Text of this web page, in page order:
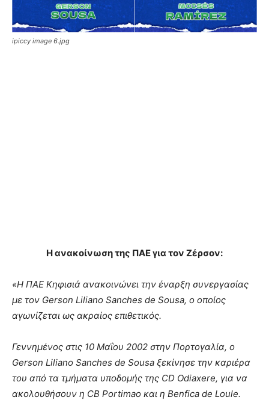
ipiccy image 6.jpg
Η ανακοίνωση της ΠΑΕ για τον Ζέρσον:
«Η ΠΑΕ Κηφισιά ανακοινώνει την έναρξη συνεργασίας
με τον Gerson Liliano Sanches de Sousa, ο οποίος
αγωνίζεται ως ακραίος επιθετικός.
Γεννημένος στις 10 Μαΐου 2002 στην Πορτογαλία, ο
Gerson Liliano Sanches de Sousa ξεκίνησε την καριέρα
του από τα τμήματα υποδομής της CD Odiaxere, για να
ακολουθήσουν η CB Portimao και η Benfica de Loule.